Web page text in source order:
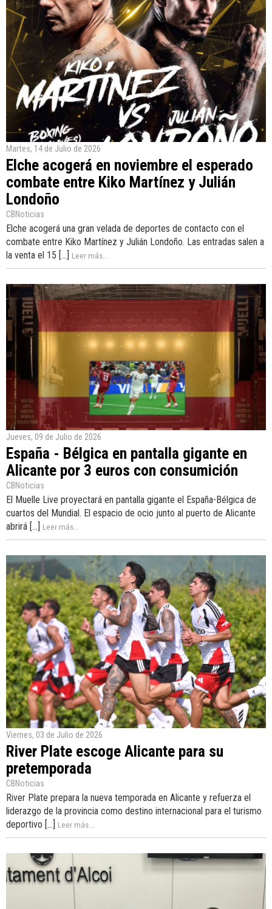
Martes, 14 de Julio de 2026
Elche acogerá en noviembre el esperado
combate entre Kiko Martínez y Julián
Londoño
CBNoticias
Elche acogerá una gran velada de deportes de contacto con el
combate entre Kiko Martínez y Julián Londoño. Las entradas salen a
la venta el 15 [...] Leer más...
Jueves, 09 de Julio de 2026
España - Bélgica en pantalla gigante en
Alicante por 3 euros con consumición
CBNoticias
El Muelle Live proyectará en pantalla gigante el España-Bélgica de
cuartos del Mundial. El espacio de ocio junto al puerto de Alicante
abrirá [...] Leer más...
Viernes, 03 de Julio de 2026
River Plate escoge Alicante para su
pretemporada
CBNoticias
River Plate prepara la nueva temporada en Alicante y refuerza el
liderazgo de la provincia como destino internacional para el turismo
deportivo [...] Leer más...